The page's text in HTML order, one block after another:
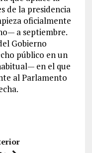
de la presidencia
oficialmente
a septiembre.
Gobierno
público en un
en el que
al Parlamento